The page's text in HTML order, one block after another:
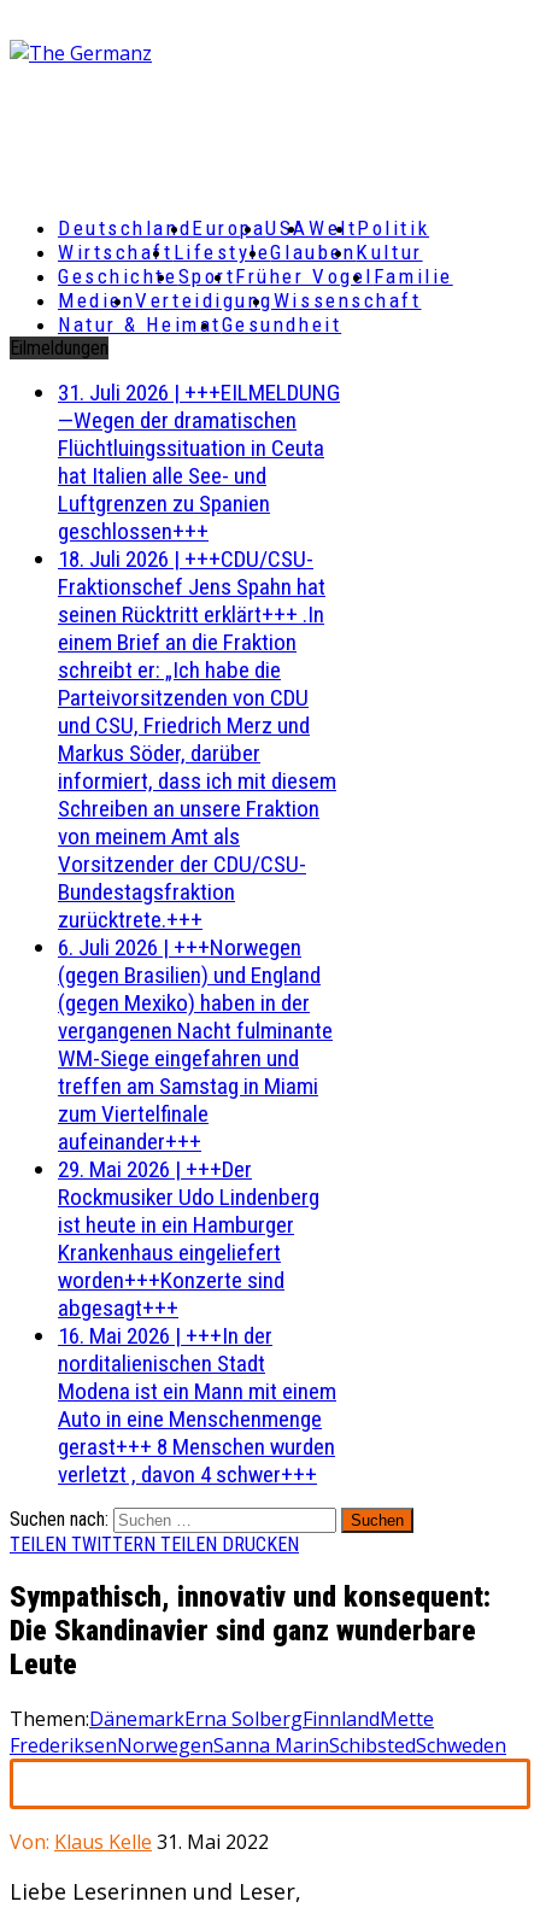
DeutschlandEuropaUSAWeltPolitik
Wirtschaft LifestyleGlaubenKultur
GeschichteSportFrüher Vogel Familie
MedienVerteidigungWissenschaft
Natur & HeimatGesundheit
Eilmeldungen
31. Juli 2026 | +++EILMELDUNG
—Wegen der dramatischen
Flüchtluingssituation in Ceuta
hat Italien alle See- und
Luftgrenzen zu Spanien
geschlossen+++
18. Juli 2026 | +++CDU/CSU-
Fraktionschef Jens Spahn hat
seinen Rücktritt erklärt+++ .In
einem Brief an die Fraktion
schreibt er: „Ich habe die
Parteivorsitzenden von CDU
und CSU, Friedrich Merz und
Markus Söder, darüber
informiert, dass ich mit diesem
Schreiben an unsere Fraktion
von meinem Amt als
Vorsitzender der CDU/CSU-
Bundestagsfraktion
zurücktrete.+++
6. Juli 2026 | +++Norwegen
(gegen Brasilien) und England
(gegen Mexiko) haben in der
vergangenen Nacht fulminante
WM-Siege eingefahren und
treffen am Samstag in Miami
zum Viertelfinale
aufeinander+++
29. Mai 2026 | +++Der
Rockmusiker Udo Lindenberg
ist heute in ein Hamburger
Krankenhaus eingeliefert
worden+++Konzerte sind
abgesagt+++
16. Mai 2026 | +++In der
norditalienischen Stadt
Modena ist ein Mann mit einem
Auto in eine Menschenmenge
gerast+++ 8 Menschen wurden
verletzt , davon 4 schwer+++
Suchen nach:
TEILEN TWITTERN TEILEN DRUCKEN
Sympathisch, innovativ und konsequent:
Die Skandinavier sind ganz wunderbare
Leute
Themen:DänemarkErna SolbergFinnlandMette
FrederiksenNorwegenSanna MarinSchibstedSchweden
Von: Klaus Kelle 31. Mai 2022
Liebe Leserinnen und Leser,